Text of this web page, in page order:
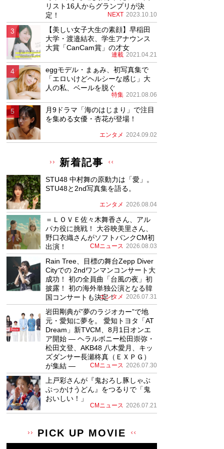
リスト16人からグランプリが決
定！
NEXT 2023.10.10
【美しい女子大生の素顔】早稲田
大学・渡邉結衣、学生アナウンス
大賞「CanCam賞」の才女
連載 2021.04.21
eggモデル・まぁみ、初写真集で
「エロいけどヘルシーな感じ」大
人の私、ベールを脱ぐ
特集 2021.08.06
月9ドラマ「海のはじまり」で注目
を集める女優・杏花が登場！
エンタメ 2024.09.02
新着記事
STU48 中村舞の原動力は「愛」。
STU48と2nd写真集を語る。
エンタメ 2026.08.04
＝ＬＯＶＥ佐々木舞香さん、アル
パカ役に挑戦！ 大谷映美里さん、
野口衣織さんがソフトバンクCM初
出演！
CMニュース 2026.08.03
Rain Tree、目標の舞台Zepp Diver
Cityでの 2ndワンマンコンサート大
成功！ 初の全員曲「台風の夜」初
披露！ 初の海外単独公演となる韓
国コンサートも決定！
エンタメ 2026.07.31
岩田剛典が”夢のラジオカー”で地
元・愛知に夢を。 愛知トヨタ「AT
Dream」新TVCM、8月1日オンエ
ア開始 ― ヘラルボニー松田崇弥・
松田文登、AKB48 八木愛月、キッ
ズダンサー長瀬柊真（ＥＸＰＧ）
が集結 ―
CMニュース 2026.07.30
上戸彩さんが『鬼おろし豚しゃぶ
ぶっかけうどん』をつるりで「鬼
おいしい！」
CMニュース 2026.07.21
PICK UP MOVIE